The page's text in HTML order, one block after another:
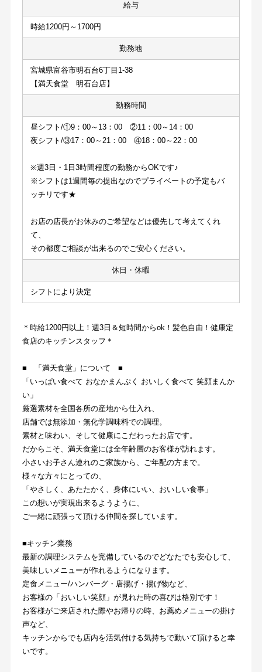
給与
時給1200円～1700円
勤務地
宮城県富谷市明石台6丁目1-38
【満天食堂　明石台店】
勤務時間
昼シフト/①9：00～13：00　②11：00～14：00
夜シフト/③17：00～21：00　④18：00～22：00
※週3日・1日3時間程度の勤務からOKです♪
※シフトは1週間毎の提出なのでプライベートの予定もバ
ッチリです★
お店の店長がお休みのご希望などは優先して考えてくれ
て、
その都度ご相談が出来るのでご安心ください。
休日・休暇
シフトにより決定
＊時給1200円以上！週3日＆短時間からok！髪色自由！健康定
食店のキッチンスタッフ＊
■　「満天食堂」について　■
「いっぱい食べて おなかまんぷく おいしく食べて 笑顔まんか
い」
厳選素材を全国各所の産地から仕入れ、
店舗では無添加・無化学調味料での調理。
素材と味わい、そして健康にこだわったお店です。
だからこそ、満天食堂には全年齢層のお客様が訪れます。
小さいお子さん連れのご家族から、ご年配の方まで。
様々な方々にとっての、
「やさしく、あたたかく、身体にいい、おいしい食事」
この想いが実現出来るようように、
ご一緒に頑張って頂ける仲間を探しています。
■キッチン業務
最新の調理システムを完備しているのでどなたでも安心して、
美味しいメニューが作れるようになります。
定食メニュー/ハンバーグ・唐揚げ・揚げ物など、
お客様の「おいしい笑顔」が見れた時の喜びは格別です！
お客様がご来店された際やお帰りの時、お薦めメニューの掛け
声など、
キッチンからでも店内を活気付ける気持ちで動いて頂けると幸
いです。